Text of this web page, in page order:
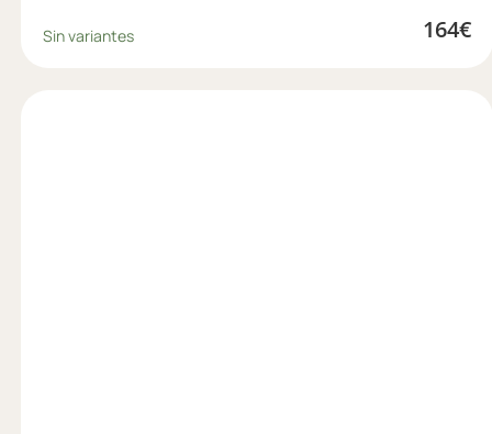
Sin variantes 164€